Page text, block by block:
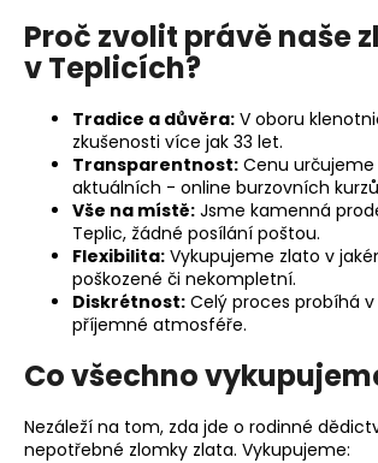
Proč zvolit právě naše
v Teplicích?
Tradice a důvěra: V oboru
zkušenosti více jak 33 let.
Transparentnost: Cenu určujeme
aktuálních - online burzovních
Vše na místě: Jsme kamenná
Teplic, žádné posílání poštou.
Flexibilita: Vykupujeme zlato v
poškozené či nekompletní.
Diskrétnost: Celý proces probíhá
příjemné atmosféře.
Co všechno
Nezáleží na tom, zda jde o rodinné
nepotřebné zlomky zlata. Vykupujeme:
D
e